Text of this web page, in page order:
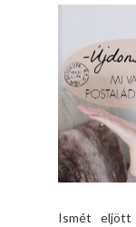
Ismét eljött